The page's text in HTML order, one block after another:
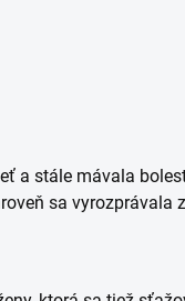
a stále mávala
sa